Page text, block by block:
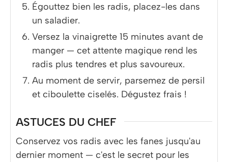
Égouttez bien les radis, placez-les dans
un saladier.
Versez la vinaigrette 15 minutes avant de
manger — cet attente magique rend les
radis plus tendres et plus savoureux.
Au moment de servir, parsemez de persil
et ciboulette ciselés. Dégustez frais !
ASTUCES DU CHEF
Conservez vos radis avec les fanes jusqu'au
dernier moment — c'est le secret pour les